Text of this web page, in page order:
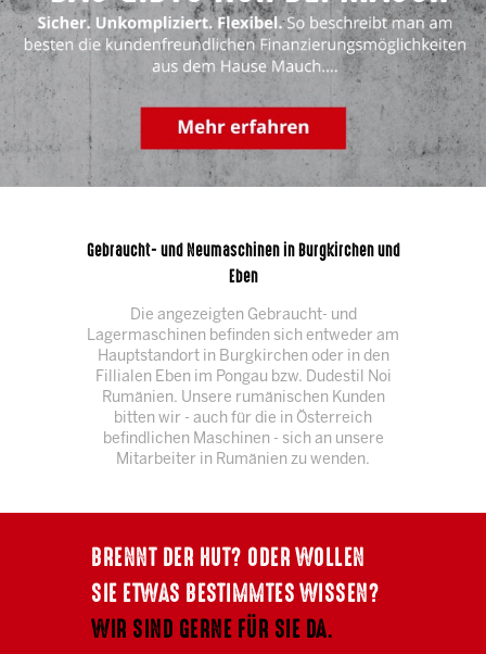
Gebraucht- und Neumaschinen in Burgkirchen und
Eben
Die angezeigten Gebraucht- und
Lagermaschinen befinden sich entweder am
Hauptstandort in Burgkirchen oder in den
Fillialen Eben im Pongau bzw. Dudestil Noi
Rumänien. Unsere rumänischen Kunden
bitten wir - auch für die in Österreich
befindlichen Maschinen - sich an unsere
Mitarbeiter in Rumänien zu wenden.
BRENNT DER HUT? ODER WOLLEN
SIE ETWAS BESTIMMTES WISSEN?
WIR SIND GERNE FÜR SIE DA.